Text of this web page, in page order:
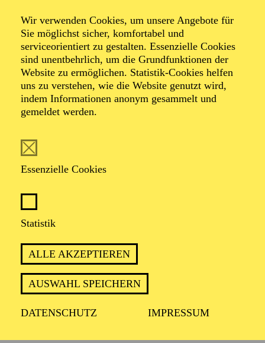
Wir verwenden Cookies, um unsere Angebote für
Sie möglichst sicher, komfortabel und
serviceorientiert zu gestalten. Essenzielle Cookies
sind unentbehrlich, um die Grundfunktionen der
Website zu ermöglichen. Statistik-Cookies helfen
uns zu verstehen, wie die Website genutzt wird,
indem Informationen anonym gesammelt und
gemeldet werden.
Essenzielle Cookies
Statistik
ALLE AKZEPTIEREN
AUSWAHL SPEICHERN
DATENSCHUTZ IMPRESSUM
Fantasien
Werke von Jan Koetsier, John Cage, Leonard Bernstein,
Paul Hindemith, Sofia Gubaidulina
Viola
JANNIS HOESCH,ANNETTE MEIER-KRÜGER
TOBIAS NAYDA,NESTOR LUIS ÁLVAREZ
GONZÁLEZ,FLORIAN LESEMANN
Klavier
MAX PHILIP KLÜSER